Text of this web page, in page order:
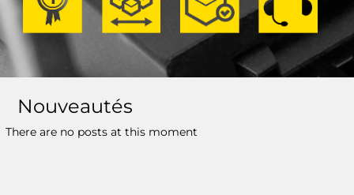
Nouveautés
There are no posts at this moment